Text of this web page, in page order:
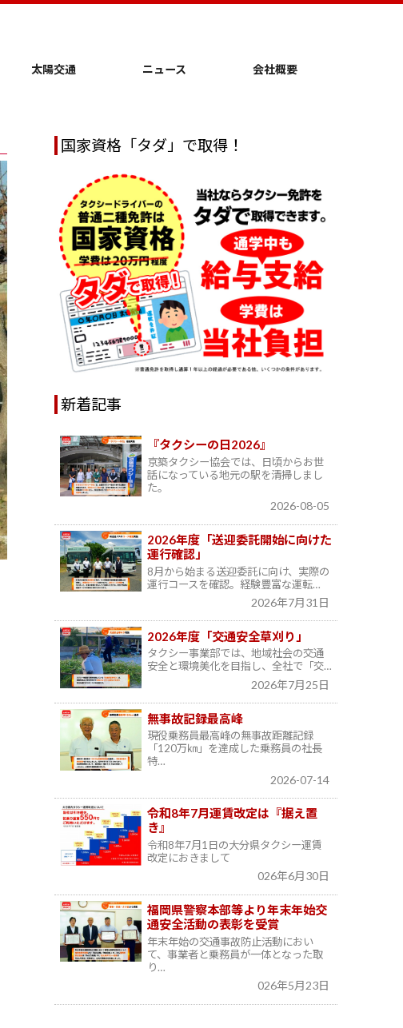
太陽交通 ニュース 会社概要
国家資格「タダ」で取得！
新着記事
『タクシーの日2026』
京築タクシー協会では、日頃からお世
話になっている地元の駅を清掃しまし
た。
2026-08-05
2026年度「送迎委託開始に向けた
運行確認」
8月から始まる送迎委託に向け、実際の
運行コースを確認。経験豊富な運転…
2026年7月31日
2026年度「交通安全草刈り」
タクシー事業部では、地域社会の交通
安全と環境美化を目指し、全社で「交…
2026年7月25日
無事故記録最高峰
現役乗務員最高峰の無事故距離記録
「120万㎞」を達成した乗務員の社長
特…
2026-07-14
令和8年7月運賃改定は『据え置
き』
令和8年7月1日の大分県タクシー運賃
改定におきまして
026年6月30日
福岡県警察本部等より年末年始交
通安全活動の表彰を受賞
年末年始の交通事故防止活動におい
て、事業者と乗務員が一体となった取
り…
026年5月23日